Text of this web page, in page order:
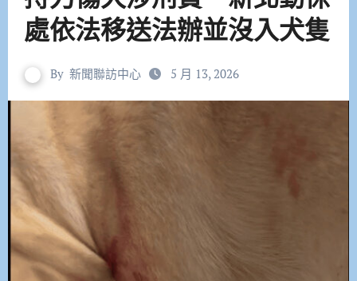
處依法移送法辦並沒入犬隻
By 新聞聯訪中心 5 月 13, 2026